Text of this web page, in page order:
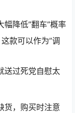
降低”翻车”概率
款可以作为”调
送过死党自慰太
货，购买时注意